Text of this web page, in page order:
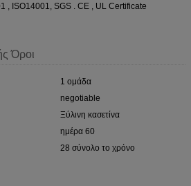
, ISO14001, SGS . CE , UL Certificate
Όροι
1 ομάδα
negotiable
Ξύλινη κασετίνα
ημέρα 60
28 σύνολο το χρόνο